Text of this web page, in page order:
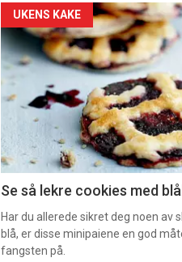
Forsiden
akkurat
nå
2
UKENS KAKE
Se så lekre cookies med
Har du allerede sikret deg noen av
blå, er disse minipaiene en god
fangsten på.